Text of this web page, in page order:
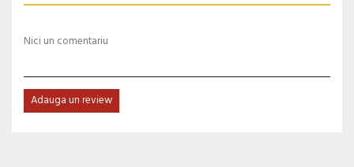
Nici un comentariu
Adauga un review